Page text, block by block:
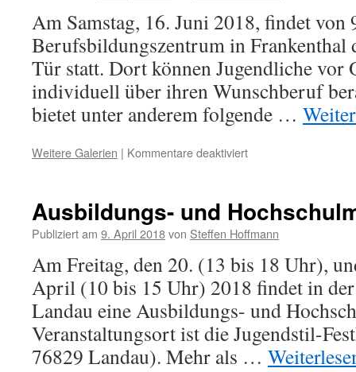
Am Samstag, 16. Juni 2018, findet
Berufsbildungszentrum in Frankenthal
Tür statt. Dort können Jugendliche vor
individuell über ihren Wunschberuf
bietet unter anderem folgende …
Weitere Galerien | Kommentare deaktiviert
Ausbildungs- und
Publiziert am 9. April 2018von Steffen Hoffmann
Am Freitag, den 20. (13 bis 18 Uhr),
April (10 bis 15 Uhr) 2018 findet in
Landau eine Ausbildungs- und
Veranstaltungsort ist die Jugendstil-
76829 Landau). Mehr als …